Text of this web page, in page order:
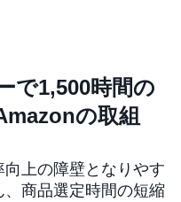
で1,500時間の
の取組
向上の障壁となりやす
商品選定時間の短縮